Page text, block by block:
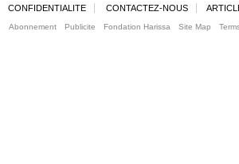
CONFIDENTIALITE CONTACTEZ-NOUS
Abonnement Publicite Fondation Harissa Site Map